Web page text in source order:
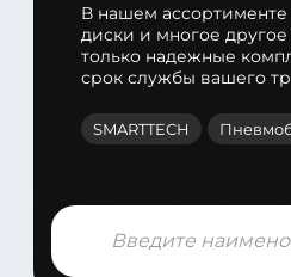
В нашем
диски и многое
только надежные
срок службы вашего
SMARTTECH
Поиск
товаров